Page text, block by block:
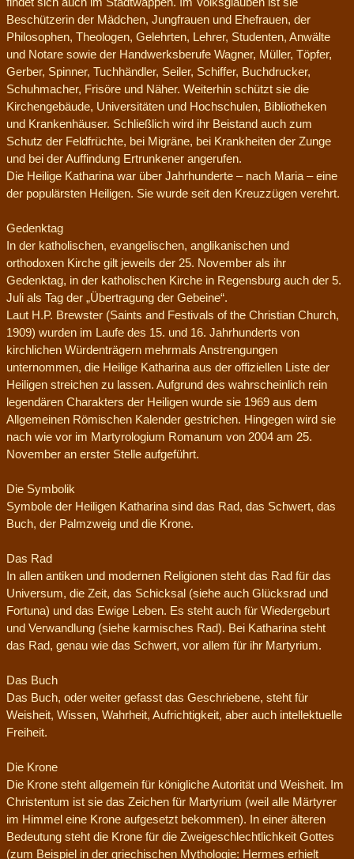
Beschützerin der Mädchen, Jungfrauen und Ehefrauen, der
Philosophen, Theologen, Gelehrten, Lehrer, Studenten, Anwälte
und Notare sowie der Handwerksberufe Wagner, Müller, Töpfer,
Gerber, Spinner, Tuchhändler, Seiler, Schiffer, Buchdrucker,
Schuhmacher, Frisöre und Näher. Weiterhin schützt sie die
Kirchengebäude, Universitäten und Hochschulen, Bibliotheken
und Krankenhäuser. Schließlich wird ihr Beistand auch zum
Schutz der Feldfrüchte, bei Migräne, bei Krankheiten der Zunge
und bei der Auffindung Ertrunkener angerufen.
Die Heilige Katharina war über Jahrhunderte – nach Maria – eine
der populärsten Heiligen. Sie wurde seit den Kreuzzügen verehrt.
Gedenktag
In der katholischen, evangelischen, anglikanischen und
orthodoxen Kirche gilt jeweils der 25. November als ihr
Gedenktag, in der katholischen Kirche in Regensburg auch der 5.
Juli als Tag der „Übertragung der Gebeine“.
Laut H.P. Brewster (Saints and Festivals of the Christian Church,
1909) wurden im Laufe des 15. und 16. Jahrhunderts von
kirchlichen Würdenträgern mehrmals Anstrengungen
unternommen, die Heilige Katharina aus der offiziellen Liste der
Heiligen streichen zu lassen. Aufgrund des wahrscheinlich rein
legendären Charakters der Heiligen wurde sie 1969 aus dem
Allgemeinen Römischen Kalender gestrichen. Hingegen wird sie
nach wie vor im Martyrologium Romanum von 2004 am 25.
November an erster Stelle aufgeführt.
Die Symbolik
Symbole der Heiligen Katharina sind das Rad, das Schwert, das
Buch, der Palmzweig und die Krone.
Das Rad
In allen antiken und modernen Religionen steht das Rad für das
Universum, die Zeit, das Schicksal (siehe auch Glücksrad und
Fortuna) und das Ewige Leben. Es steht auch für Wiedergeburt
und Verwandlung (siehe karmisches Rad). Bei Katharina steht
das Rad, genau wie das Schwert, vor allem für ihr Martyrium.
Das Buch
Das Buch, oder weiter gefasst das Geschriebene, steht für
Weisheit, Wissen, Wahrheit, Aufrichtigkeit, aber auch intellektuelle
Freiheit.
Die Krone
Die Krone steht allgemein für königliche Autorität und Weisheit. Im
Christentum ist sie das Zeichen für Martyrium (weil alle Märtyrer
im Himmel eine Krone aufgesetzt bekommen). In einer älteren
Bedeutung steht die Krone für die Zweigeschlechtlichkeit Gottes
(zum Beispiel in der griechischen Mythologie: Hermes erhielt